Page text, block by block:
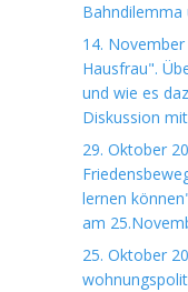
Bahndilemma
14.
Hausfrau".
und wie es
Diskussion
29. Oktober
lernen
am
25. Oktober